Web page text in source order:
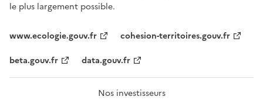
le plus largement possible.
www.ecologie.gouv.fr
cohesion-territoires.gouv.fr
beta.gouv.fr
data.gouv.fr
Nos investisseurs